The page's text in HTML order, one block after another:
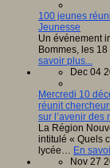
100 jeunes
Jeunesse
Un événement
Bommes, les
savoir plus...
Dec 04
Mercredi 10
réunit
sur l’avenir des
La Région
intitulé « Quels
lycée… En
Nov 27